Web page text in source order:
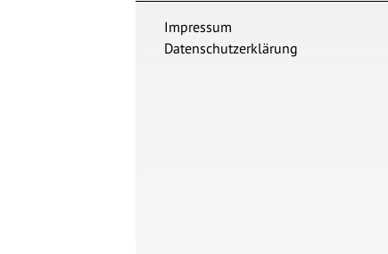
Impressum
Datenschutzerklärung